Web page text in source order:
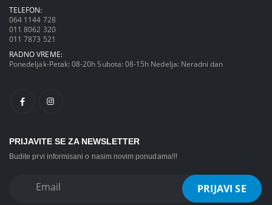
TELEFON:
064 1144 728
011 8062 320
011 7873 521
RADNO VREME:
Ponedeljak-Petak: 08-20h Subota: 08-15h Nedelja: Neradni dan
PRIJAVITE SE ZA NEWSLETTER
Budite prvi informisani o nasim novim ponudama!!!